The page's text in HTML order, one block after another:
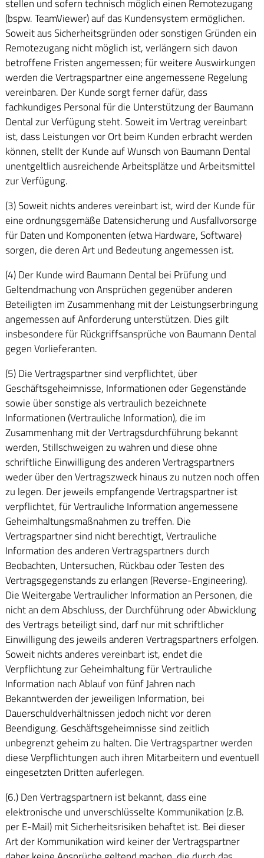
stellen und sofern technisch möglich einen Remotezugang
(bspw. TeamViewer) auf das Kundensystem ermöglichen.
Soweit aus Sicherheitsgründen oder sonstigen Gründen ein
Remotezugang nicht möglich ist, verlängern sich davon
betroffene Fristen angemessen; für weitere Auswirkungen
werden die Vertragspartner eine angemessene Regelung
vereinbaren. Der Kunde sorgt ferner dafür, dass
fachkundiges Personal für die Unterstützung der Baumann
Dental zur Verfügung steht. Soweit im Vertrag vereinbart
ist, dass Leistungen vor Ort beim Kunden erbracht werden
können, stellt der Kunde auf Wunsch von Baumann Dental
unentgeltlich ausreichende Arbeitsplätze und Arbeitsmittel
zur Verfügung.
(3) Soweit nichts anderes vereinbart ist, wird der Kunde für
eine ordnungsgemäße Datensicherung und Ausfallvorsorge
für Daten und Komponenten (etwa Hardware, Software)
sorgen, die deren Art und Bedeutung angemessen ist.
(4) Der Kunde wird Baumann Dental bei Prüfung und
Geltendmachung von Ansprüchen gegenüber anderen
Beteiligten im Zusammenhang mit der Leistungserbringung
angemessen auf Anforderung unterstützen. Dies gilt
insbesondere für Rückgriffsansprüche von Baumann Dental
gegen Vorlieferanten.
(5) Die Vertragspartner sind verpflichtet, über
Geschäftsgeheimnisse, Informationen oder Gegenstände
sowie über sonstige als vertraulich bezeichnete
Informationen (Vertrauliche Information), die im
Zusammenhang mit der Vertragsdurchführung bekannt
werden, Stillschweigen zu wahren und diese ohne
schriftliche Einwilligung des anderen Vertragspartners
weder über den Vertragszweck hinaus zu nutzen noch offen
zu legen. Der jeweils empfangende Vertragspartner ist
verpflichtet, für Vertrauliche Information angemessene
Geheimhaltungsmaßnahmen zu treffen. Die
Vertragspartner sind nicht berechtigt, Vertrauliche
Information des anderen Vertragspartners durch
Beobachten, Untersuchen, Rückbau oder Testen des
Vertragsgegenstands zu erlangen (Reverse-Engineering).
Die Weitergabe Vertraulicher Information an Personen, die
nicht an dem Abschluss, der Durchführung oder Abwicklung
des Vertrags beteiligt sind, darf nur mit schriftlicher
Einwilligung des jeweils anderen Vertragspartners erfolgen.
Soweit nichts anderes vereinbart ist, endet die
Verpflichtung zur Geheimhaltung für Vertrauliche
Information nach Ablauf von fünf Jahren nach
Bekanntwerden der jeweiligen Information, bei
Dauerschuldverhältnissen jedoch nicht vor deren
Beendigung. Geschäftsgeheimnisse sind zeitlich
unbegrenzt geheim zu halten. Die Vertragspartner werden
diese Verpflichtungen auch ihren Mitarbeitern und eventuell
eingesetzten Dritten auferlegen.
(6.) Den Vertragspartnern ist bekannt, dass eine
elektronische und unverschlüsselte Kommunikation (z.B.
per E-Mail) mit Sicherheitsrisiken behaftet ist. Bei dieser
Art der Kommunikation wird keiner der Vertragspartner